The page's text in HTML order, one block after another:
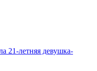
21-летняя девушка-